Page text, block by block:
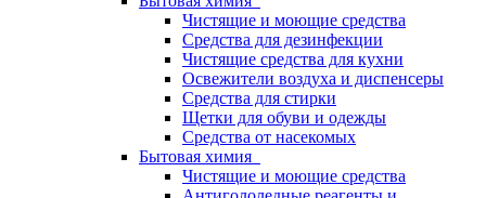
Чистящие и моющие средства
Средства для дезинфекции
Чистящие средства для кухни
Освежители воздуха и диспенсеры
Средства для стирки
Щетки для обуви и одежды
Средства от насекомых
Бытовая химия
Чистящие и моющие средства